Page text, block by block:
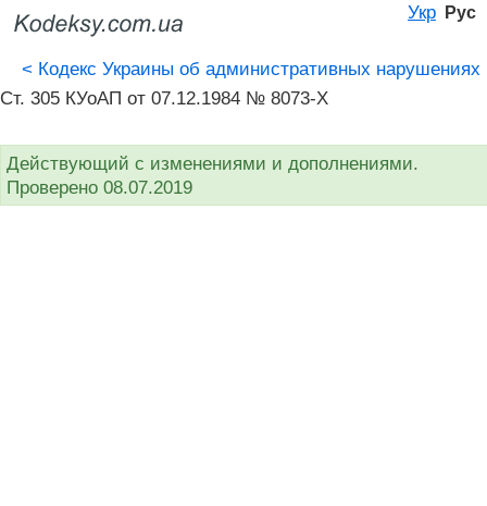
Укр Рус
< Кодекс Украины об административных нарушениях
Ст. 305 КУоАП от 07.12.1984 № 8073-X
Действующий с изменениями и дополнениями.
Проверено 08.07.2019